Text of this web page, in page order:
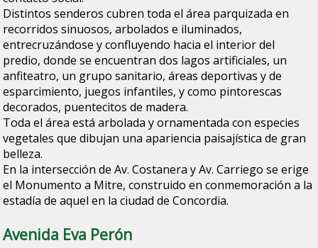
Distintos senderos cubren toda el área parquizada en
recorridos sinuosos, arbolados e iluminados,
entrecruzándose y confluyendo hacia el interior del
predio, donde se encuentran dos lagos artificiales, un
anfiteatro, un grupo sanitario, áreas deportivas y de
esparcimiento, juegos infantiles, y como pintorescas
decorados, puentecitos de madera.
Toda el área está arbolada y ornamentada con especies
vegetales que dibujan una apariencia paisajística de gran
belleza.
En la intersección de Av. Costanera y Av. Carriego se erige
el Monumento a Mitre, construido en conmemoración a la
estadía de aquel en la ciudad de Concordia.
Avenida Eva Perón